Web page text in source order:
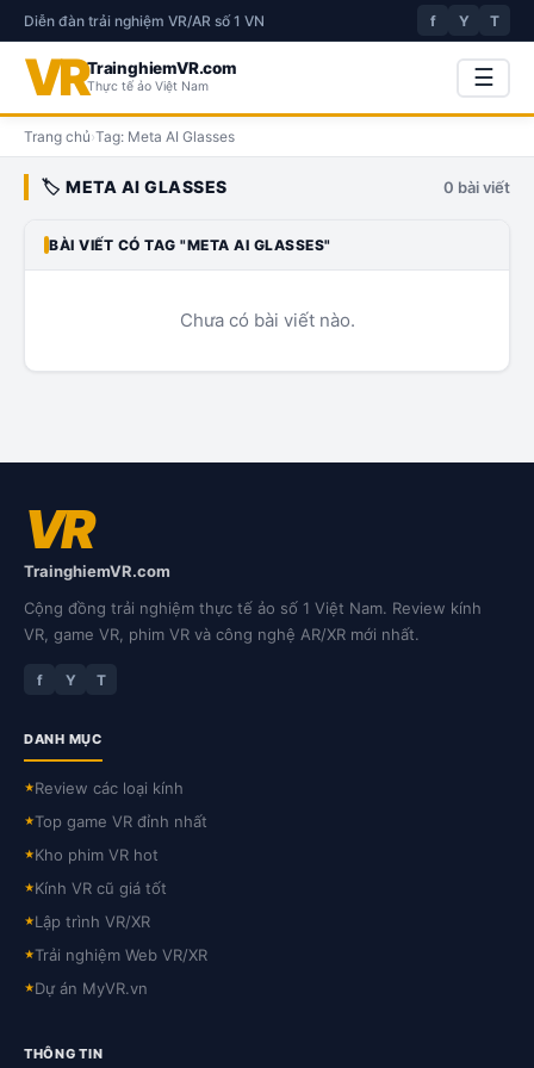
Diễn đàn trải nghiệm VR/AR số 1 VN f Y T
VRTrainghiemVR.com
Thực tế ảo Việt Nam ☰
Trang chủ›Tag: Meta AI Glasses
🏷️ META AI GLASSES 0 bài viết
BÀI VIẾT CÓ TAG "META AI GLASSES"
Chưa có bài viết nào.
VR
TrainghiemVR.com
Cộng đồng trải nghiệm thực tế ảo số 1 Việt Nam. Review kính
VR, game VR, phim VR và công nghệ AR/XR mới nhất.
f Y T
DANH MỤC
★Review các loại kính
★Top game VR đỉnh nhất
★Kho phim VR hot
★Kính VR cũ giá tốt
★Lập trình VR/XR
★Trải nghiệm Web VR/XR
★Dự án MyVR.vn
THÔNG TIN